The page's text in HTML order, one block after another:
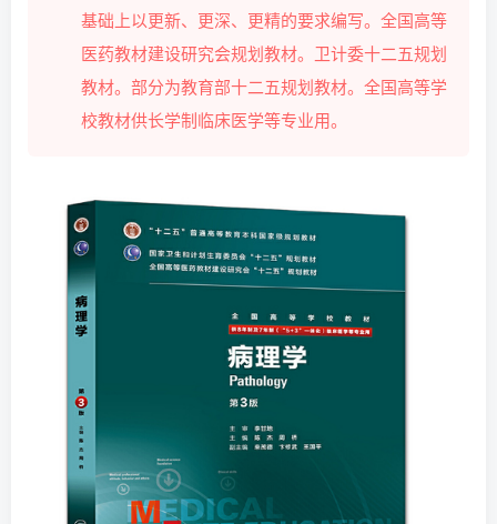
基础上以更新、更深、更精的要求编写。全国高等
医药教材建设研究会规划教材。卫计委十二五规划
教材。部分为教育部十二五规划教材。全国高等学
校教材供长学制临床医学等专业用。